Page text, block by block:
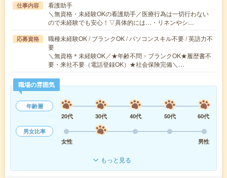
仕事内容
看護助手
＼無資格・未経験OKの看護助手／医療行為は一切行わない
ので未経験でも安心！▽具体的には…・リネンやシ…
応募資格
職種未経験OK / ブランクOK / パソコンスキル不要 / 英語力不
要
＼無資格＊未経験OK／★年齢不問・ブランクOK★履歴書不
要・来社不要（電話登録OK）★社会保険完備＼…
職場の雰囲気
年齢層
20代
30代 40代 50代
60代
男女比率
女性
男性
もっと見る